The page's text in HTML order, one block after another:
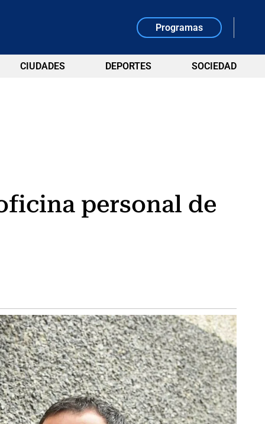
Programas
CIUDADES DEPORTES SOCIEDAD
personal de